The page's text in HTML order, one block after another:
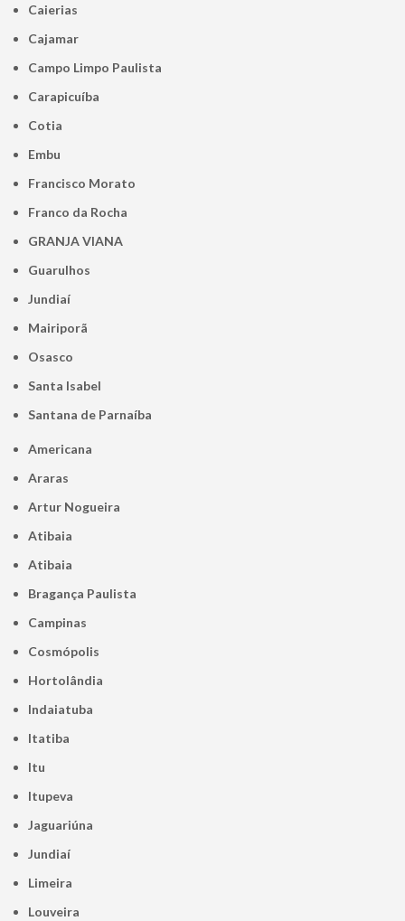
Caierias
Cajamar
Campo Limpo Paulista
Carapicuíba
Cotia
Embu
Francisco Morato
Franco da Rocha
GRANJA VIANA
Guarulhos
Jundiaí
Mairiporã
Osasco
Santa Isabel
Santana de Parnaíba
Americana
Araras
Artur Nogueira
Atibaia
Atibaia
Bragança Paulista
Campinas
Cosmópolis
Hortolândia
Indaiatuba
Itatiba
Itu
Itupeva
Jaguariúna
Jundiaí
Limeira
Louveira